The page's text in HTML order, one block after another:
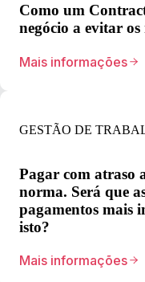
Como um
negócio a evitar os
Mais informações
GESTÃO DE
Pagar com atraso
norma. Será que
pagamentos mais
isto?
Mais informações